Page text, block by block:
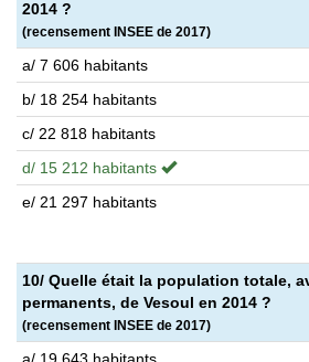
2014 ?
(recensement INSEE de 2017)
a/ 7 606 habitants
b/ 18 254 habitants
c/ 22 818 habitants
d/ 15 212 habitants
e/ 21 297 habitants
10/ Quelle était la population totale,
permanents, de Vesoul en 2014 ?
(recensement INSEE de 2017)